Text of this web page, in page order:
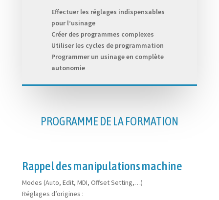
Effectuer les réglages indispensables
pour l’usinage
Créer des programmes complexes
Utiliser les cycles de programmation
Programmer un usinage en complète
autonomie
PROGRAMME DE LA FORMATION
Rappel des manipulations machine
Modes (Auto, Edit, MDI, Offset Setting,…)
Réglages d’origines :